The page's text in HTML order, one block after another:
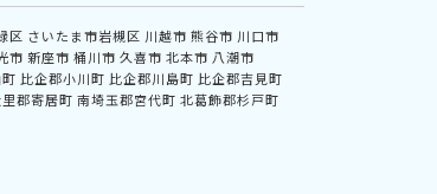
区 さいたま市岩槻区 川越市 熊谷市 川口市
市 新座市 桶川市 久喜市 北本市 八潮市
比企郡小川町 比企郡川島町 比企郡吉見町
里郡寄居町 南埼玉郡宮代町 北葛飾郡杉戸町